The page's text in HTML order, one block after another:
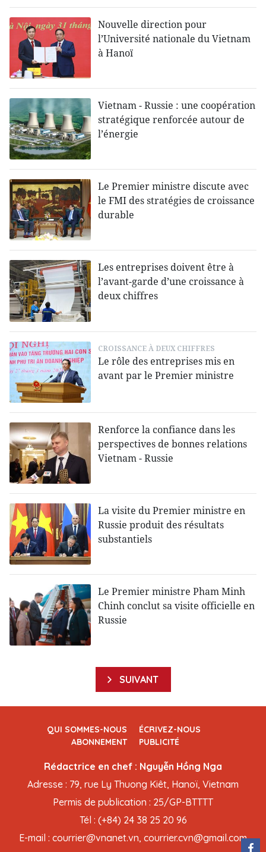
Nouvelle direction pour
l’Université nationale du Vietnam
à Hanoï
Vietnam - Russie : une coopération
stratégique renforcée autour de
l’énergie
Le Premier ministre discute avec
le FMI des stratégies de croissance
durable
Les entreprises doivent être à
l’avant-garde d’une croissance à
deux chiffres
CROISSANCE À DEUX CHIFFRES
Le rôle des entreprises mis en
avant par le Premier ministre
Renforce la confiance dans les
perspectives de bonnes relations
Vietnam - Russie
La visite du Premier ministre en
Russie produit des résultats
substantiels
Le Premier ministre Pham Minh
Chinh conclut sa visite officielle en
Russie
SUIVANT
QUI SOMMES-NOUS
ÉCRIVEZ-NOUS
ABONNEMENT
PUBLICITÉ
Rédactrice en chef : Nguyễn Hồng Nga
Adresse : 79, rue Ly Thuong Kiêt, Hanoï, Vietnam
Permis de publication : 25/GP-BTTTT
Tél : (+84) 24 38 25 20 96
E-mail : courrier@vnanet.vn, courrier.cvn@gmail.com